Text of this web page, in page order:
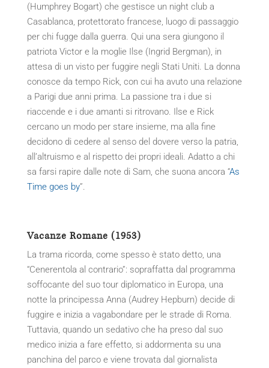
(Humphrey Bogart) che gestisce un night club a
Casablanca, protettorato francese, luogo di passaggio
per chi fugge dalla guerra. Qui una sera giungono il
patriota Victor e la moglie Ilse (Ingrid Bergman), in
attesa di un visto per fuggire negli Stati Uniti. La donna
conosce da tempo Rick, con cui ha avuto una relazione
a Parigi due anni prima. La passione tra i due si
riaccende e i due amanti si ritrovano. Ilse e Rick
cercano un modo per stare insieme, ma alla fine
decidono di cedere al senso del dovere verso la patria,
all’altruismo e al rispetto dei propri ideali. Adatto a chi
sa farsi rapire dalle note di Sam, che suona ancora “As
Time goes by”.
Vacanze Romane (1953)
La trama ricorda, come spesso è stato detto, una
“Cenerentola al contrario”: sopraffatta dal programma
soffocante del suo tour diplomatico in Europa, una
notte la principessa Anna (Audrey Hepburn) decide di
fuggire e inizia a vagabondare per le strade di Roma.
Tuttavia, quando un sedativo che ha preso dal suo
medico inizia a fare effetto, si addormenta su una
panchina del parco e viene trovata dal giornalista